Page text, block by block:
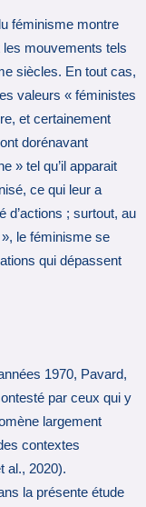
féminisme montre
mouvements tels
siècles. En tout cas,
valeurs « féministes
et certainement
dorénavant
» tel qu’il apparait
ce qui leur a
d’actions ; surtout, au
le féminisme se
qui dépassent
1970, Pavard,
par ceux qui y
largement
contextes
al., 2020).
la présente étude